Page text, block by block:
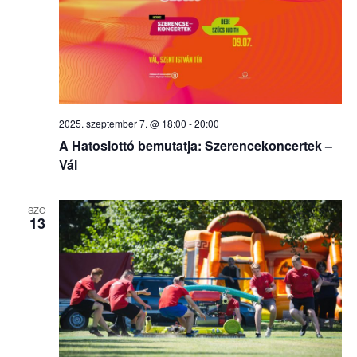
A Hatoslottó bemutatja: Szerencekoncertek –
Vál
2025. szeptember 7. @ 18:00 -20:00
SZO
13